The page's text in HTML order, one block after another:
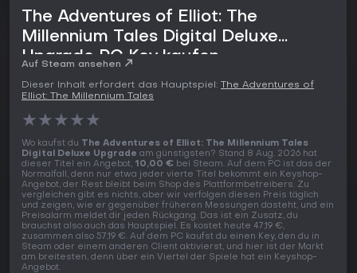
The Adventures of Elliot: The
Millennium Tales Digital Deluxe
Upgrade PC Key kaufen
Auf Steam ansehen
Dieser Inhalt erfordert das Hauptspiel: The Adventures of
Elliot: The Millennium Tales
★★★★★
Wo kaufst du The Adventures of Elliot: The Millennium Tales
Digital Deluxe Upgrade am günstigsten? Stand 8 Aug. 2026 hat
dieser Titel ein Angebot, 10,00 € bei Steam. Auf dem PC ist das der
Normalfall, denn nur etwa jeder vierte Titel bekommt ein Keyshop-
Angebot, der Rest bleibt beim Shop des Plattformbetreibers. Zu
vergleichen gibt es nichts, aber wir verfolgen diesen Preis täglich
und zeigen, wie er gegenüber früheren Messungen dasteht, und ein
Preisalarm meldet dir jeden Rückgang. Das ist ein Zusatz, du
brauchst also auch das Hauptspiel. Es kostet heute 47,19 €,
zusammen also 57,19 €. Auf dem PC kaufst du einen Key, den du in
Steam oder einem anderen Client aktivierst, und hier ist der Markt
am breitesten, denn über ein Viertel der Spiele hat ein Keyshop-
Angebot.